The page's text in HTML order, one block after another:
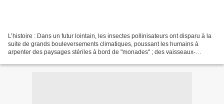
L’histoire : Dans un futur lointain, les insectes pollinisateurs ont disparu à la
suite de grands bouleversements climatiques, poussant les humains à
arpenter des paysages stériles à bord de "monades" ; des vaisseaux-